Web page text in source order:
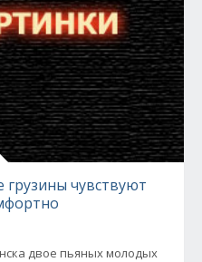
чувствуют
двое пьяных молодых